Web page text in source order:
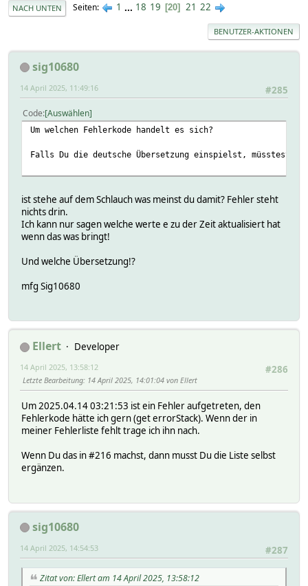
NACH UNTEN Seiten 1 ... 18 19 20 21 22
BENUTZER-AKTIONEN
sig10680
#285
14 April 2025, 11:49:16
Code Auswählen
Um welchen Fehlerkode handelt es sich?
Falls Du die deutsche Übersetzung einspielst, müsstest
ist stehe auf dem Schlauch was meinst du damit? Fehler steht
nichts drin.
Ich kann nur sagen welche werte e zu der Zeit aktualisiert hat
wenn das was bringt!
Und welche Übersetzung!?
mfg Sig10680
Ellert
Developer
#286
14 April 2025, 13:58:12
Letzte Bearbeitung: 14 April 2025, 14:01:04 von Ellert
Um 2025.04.14 03:21:53 ist ein Fehler aufgetreten, den
Fehlerkode hätte ich gern (get errorStack). Wenn der in
meiner Fehlerliste fehlt trage ich ihn nach.
Wenn Du das in #216 machst, dann musst Du die Liste selbst
ergänzen.
sig10680
#287
14 April 2025, 14:54:53
Zitat von: Ellert am 14 April 2025, 13:58:12